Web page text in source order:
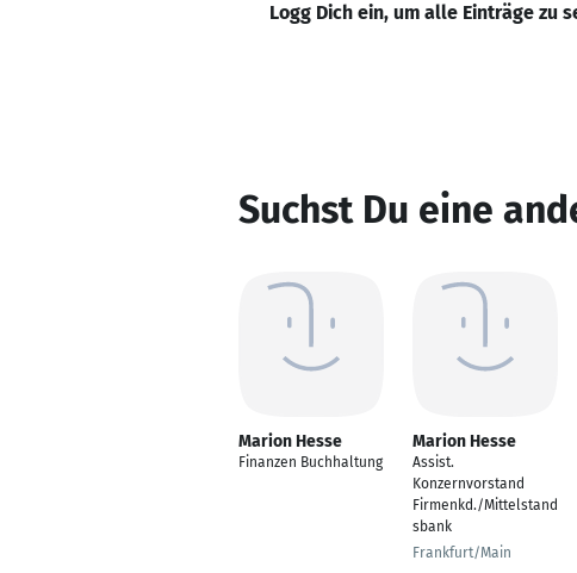
Logg Dich ein, um alle Einträge zu
Suchst Du eine
Marion Hesse
Finanzen Buchhaltung
Marion Hesse
Assist.
Konzernvorstand
Firmenkd./Mittelstand
sbank
Frankfurt/Main